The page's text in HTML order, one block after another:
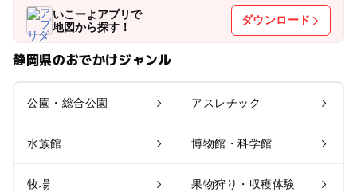
いこーよアプリで
地図から探す！
ダウンロード
静岡県のおでかけジャンル
公園・総合公園 アスレチック
水族館 博物館・科学館
牧場 果物狩り・収穫体験